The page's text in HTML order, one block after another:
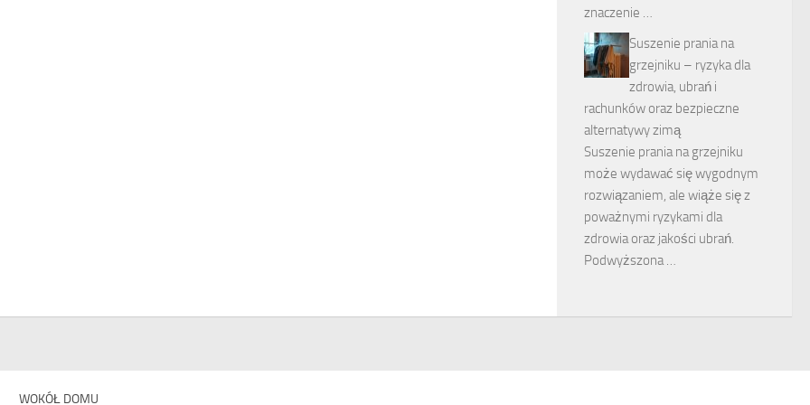
znaczenie …
Suszenie prania na
grzejniku – ryzyka dla
zdrowia, ubrań i
rachunków oraz bezpieczne
alternatywy zimą
Suszenie prania na grzejniku
może wydawać się wygodnym
rozwiązaniem, ale wiąże się z
poważnymi ryzykami dla
zdrowia oraz jakości ubrań.
Podwyższona …
WOKÓŁ DOMU